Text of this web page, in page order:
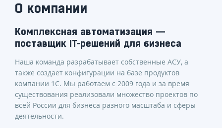
О компании
Комплексная автоматизация —
поставщик IT-решений для бизнеса
Наша команда разрабатывает собственные АСУ, а
также создает конфигурации на базе продуктов
компании 1С. Мы работаем с 2009 года и за время
существования реализовали множество проектов по
всей России для бизнеса разного масштаба и сферы
деятельности.